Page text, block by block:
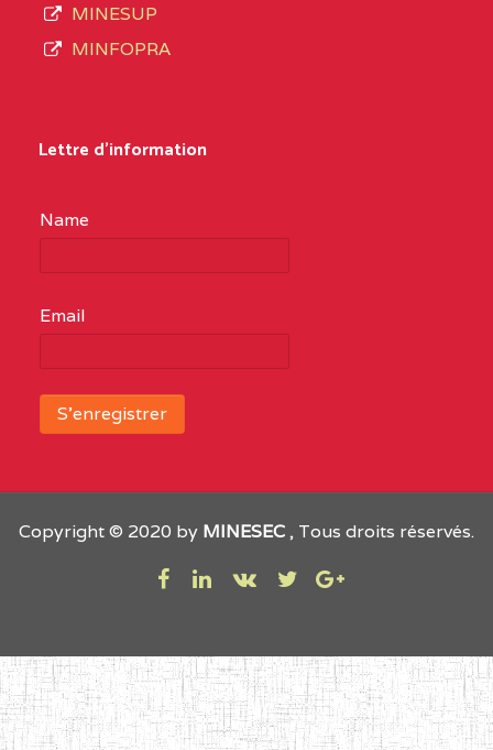
MINESUP
MINFOPRA
Lettre d'information
Name
Email
Copyright © 2020 by MINESEC, Tous droits réservés.